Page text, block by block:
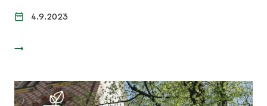
4.9.2023